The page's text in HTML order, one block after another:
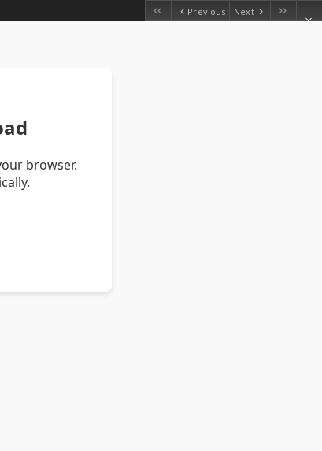
Previous Next